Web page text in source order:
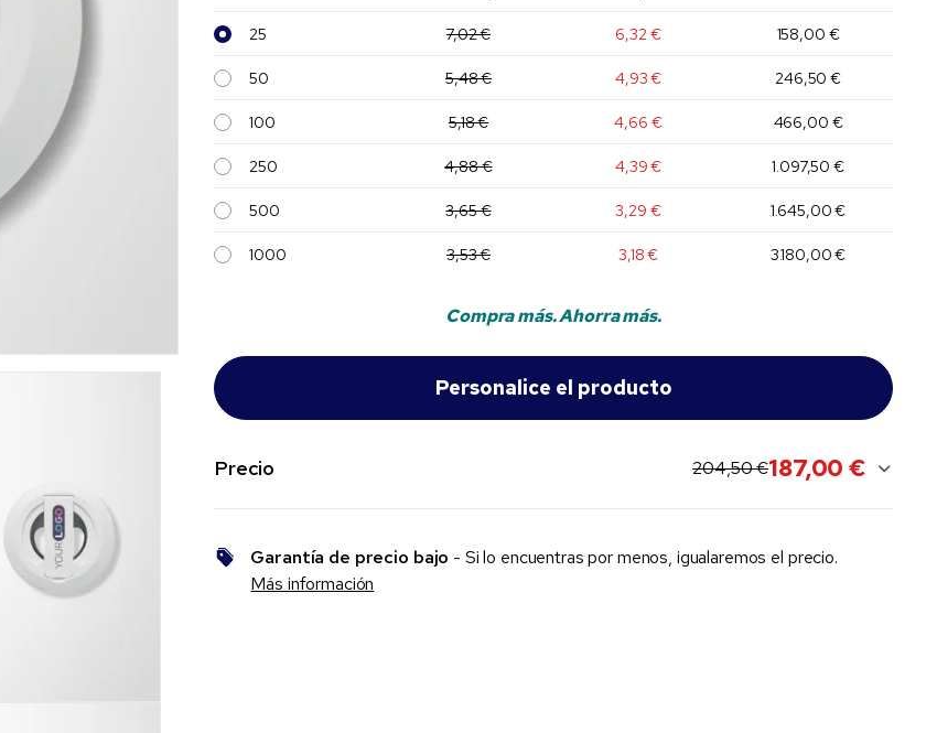
25 7,02 € 6,32 € 158,00 €
50 5,48 € 4,93 € 246,50 €
100 5,18 € 4,66 € 466,00 €
250 4,88 € 4,39 € 1.097,50 €
500 3,65 € 3,29 € 1.645,00 €
1000 3,53 € 3,18 € 3.180,00 €
Compra más. Ahorra más.
Precio original price:
204,50 €current sale price:
187,00 €
Garantía de precio bajo - Si lo encuentras por menos, igualaremos el precio.
Más información